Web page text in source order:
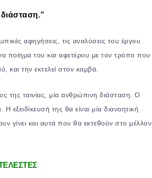
αφηγήσεις, τις αναλύσεις του έργου
ποίημα του και αφετέρου με τον τρόπο που
την εκτελεί στον καμβά.
της ταινίας, μία ανθρώπινη διάσταση. Ο
εξειδίκευσή της θα είναι μία διανοητική
γίνει και αυτά που θα εκτεθούν στο μέλλον,